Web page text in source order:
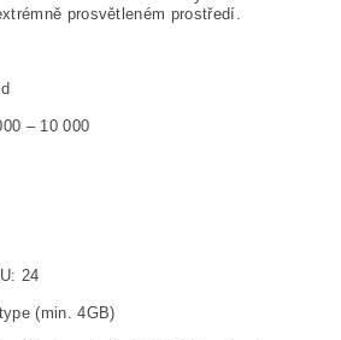
prosvětleném prostředí.
– 10 000
24
(min. 4GB)